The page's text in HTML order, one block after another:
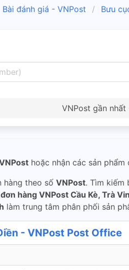
Bài đánh giá - VNPost Bưu
VNPost gần
hoặc nhận các sản
hàng theo số VNPost. Tìm kiếm
hàng VNPost Cầu Kè, Trà
làm trung tâm phân phối sản
- VNPost Post Office